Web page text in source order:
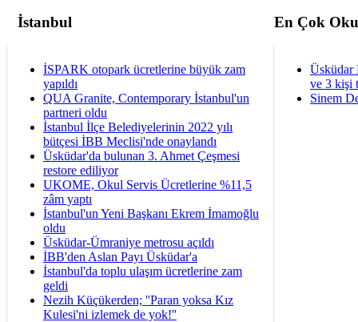
İstanbul En Çok
İSPARK otopark ücretlerine büyük zam
yapıldı
QUA Granite, Contemporary İstanbul'un
partneri oldu
İstanbul İlçe Belediyelerinin 2022 yılı
bütçesi İBB Meclisi'nde onaylandı
Üsküdar'da bulunan 3. Ahmet Çeşmesi
restore ediliyor
UKOME, Okul Servis Ücretlerine %11,5
zâm yaptı
İstanbul'un Yeni Başkanı Ekrem İmamoğlu
oldu
Üsküdar-Ümraniye metrosu açıldı
İBB'den Aslan Payı Üsküdar'a
İstanbul'da toplu ulaşım ücretlerine zam
geldi
Nezih Küçükerden; ''Paran yoksa Kız
Kulesi'ni izlemek de yok!''
Üsküdar
ve 3 kişi
Sinem